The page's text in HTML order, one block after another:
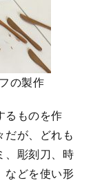
の製作
るものを作
だが、どれも
、彫刻刀、時
などを使い形